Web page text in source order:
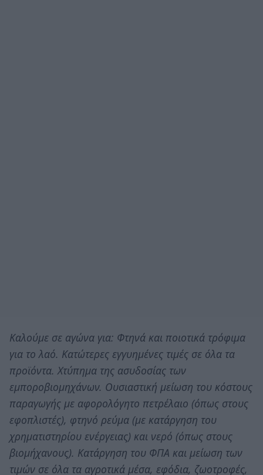
Καλούμε σε αγώνα για: Φτηνά και ποιοτικά τρόφιμα
για το λαό. Κατώτερες εγγυημένες τιμές σε όλα τα
προϊόντα. Χτύπημα της ασυδοσίας των
εμποροβιομηχάνων. Ουσιαστική μείωση του κόστους
παραγωγής με αφορολόγητο πετρέλαιο (όπως στους
εφοπλιστές), φτηνό ρεύμα (με κατάργηση του
χρηματιστηρίου ενέργειας) και νερό (όπως στους
βιομήχανους). Κατάργηση του ΦΠΑ και μείωση των
τιμών σε όλα τα αγροτικά μέσα, εφόδια, ζωοτροφές,